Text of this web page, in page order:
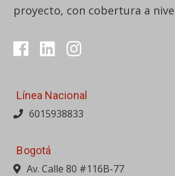
proyecto, con cobertura a
Línea Nacional
6015938833
Bogotá
Av. Calle 80 #116B-77